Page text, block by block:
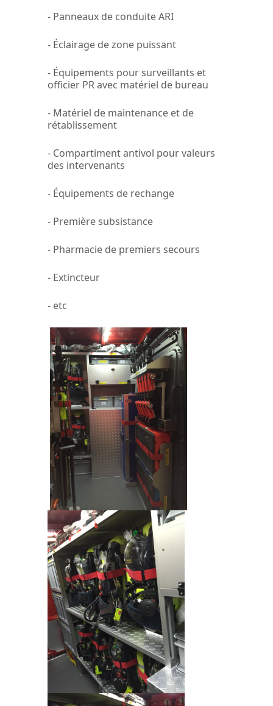
- Panneaux de conduite ARI
- Éclairage de zone puissant
- Équipements pour surveillants et
officier PR avec matériel de bureau
- Matériel de maintenance et de
rétablissement
- Compartiment antivol pour valeurs
des intervenants
- Équipements de rechange
- Première subsistance
- Pharmacie de premiers secours
- Extincteur
- etc